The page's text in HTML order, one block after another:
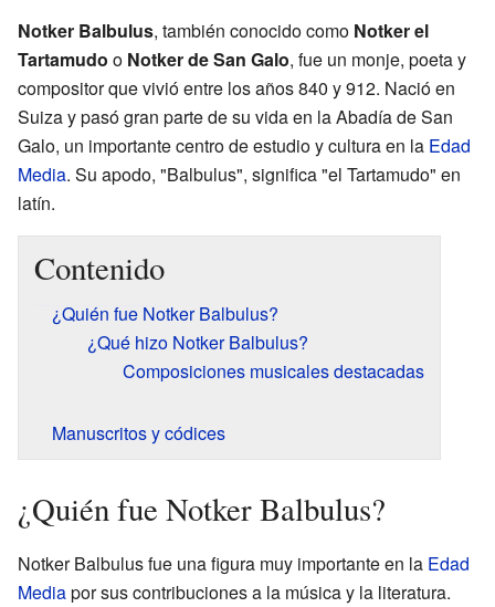
Notker Balbulus, también conocido como Notker el
Tartamudo o Notker de San Galo, fue un monje, poeta y
compositor que vivió entre los años 840 y 912. Nació en
Suiza y pasó gran parte de su vida en la Abadía de San
Galo, un importante centro de estudio y cultura en la Edad
Media. Su apodo, "Balbulus", significa "el Tartamudo" en
latín.
Contenido
¿Quién fue Notker Balbulus?
¿Qué hizo Notker Balbulus?
Composiciones musicales destacadas
Manuscritos y códices
¿Quién fue Notker Balbulus?
Notker Balbulus fue una figura muy importante en la Edad
Mediapor sus contribuciones a la música y la literatura.